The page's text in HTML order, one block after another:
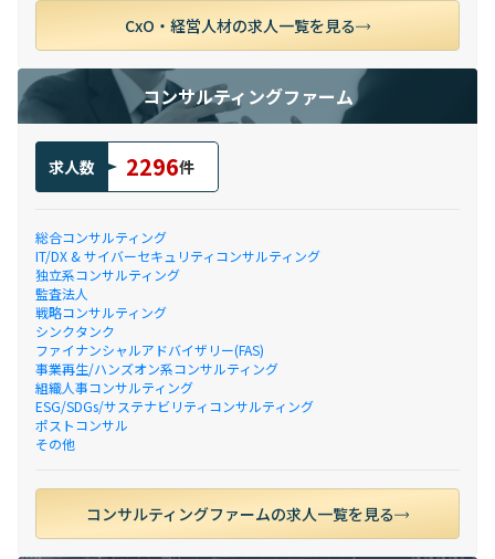
CxO・経営人材の求人一覧を見る
コンサルティングファーム
求人数 2296件
総合コンサルティング
IT/DX & サイバーセキュリティコンサルティング
独立系コンサルティング
監査法人
戦略コンサルティング
シンクタンク
ファイナンシャルアドバイザリー(FAS)
事業再生/ハンズオン系コンサルティング
組織人事コンサルティング
ESG/SDGs/サステナビリティコンサルティング
ポストコンサル
その他
コンサルティングファームの求人一覧を見る